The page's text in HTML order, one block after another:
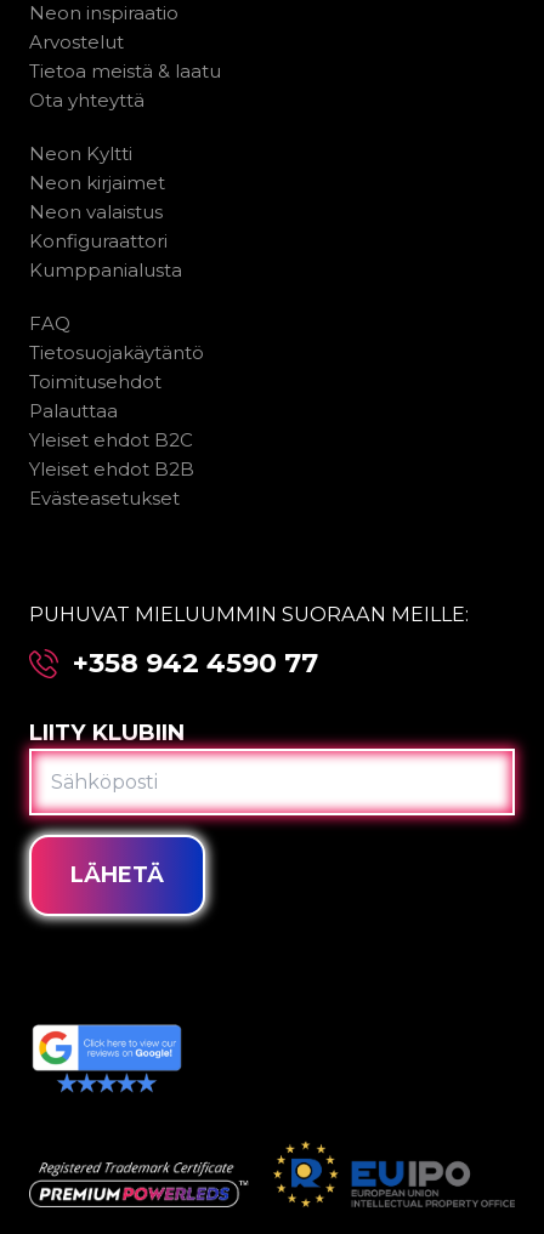
Neon inspiraatio
Arvostelut
Tietoa meistä & laatu
Ota yhteyttä
Neon Kyltti
Neon kirjaimet
Neon valaistus
Konfiguraattori
Kumppanialusta
FAQ
Tietosuojakäytäntö
Toimitusehdot
Palauttaa
Yleiset ehdot B2C
Yleiset ehdot B2B
Evästeasetukset
PUHUVAT MIELUUMMIN SUORAAN MEILLE:
+358 942 4590 77
LIITY KLUBIIN
SÄHKÖPOSTI
LÄHETÄ